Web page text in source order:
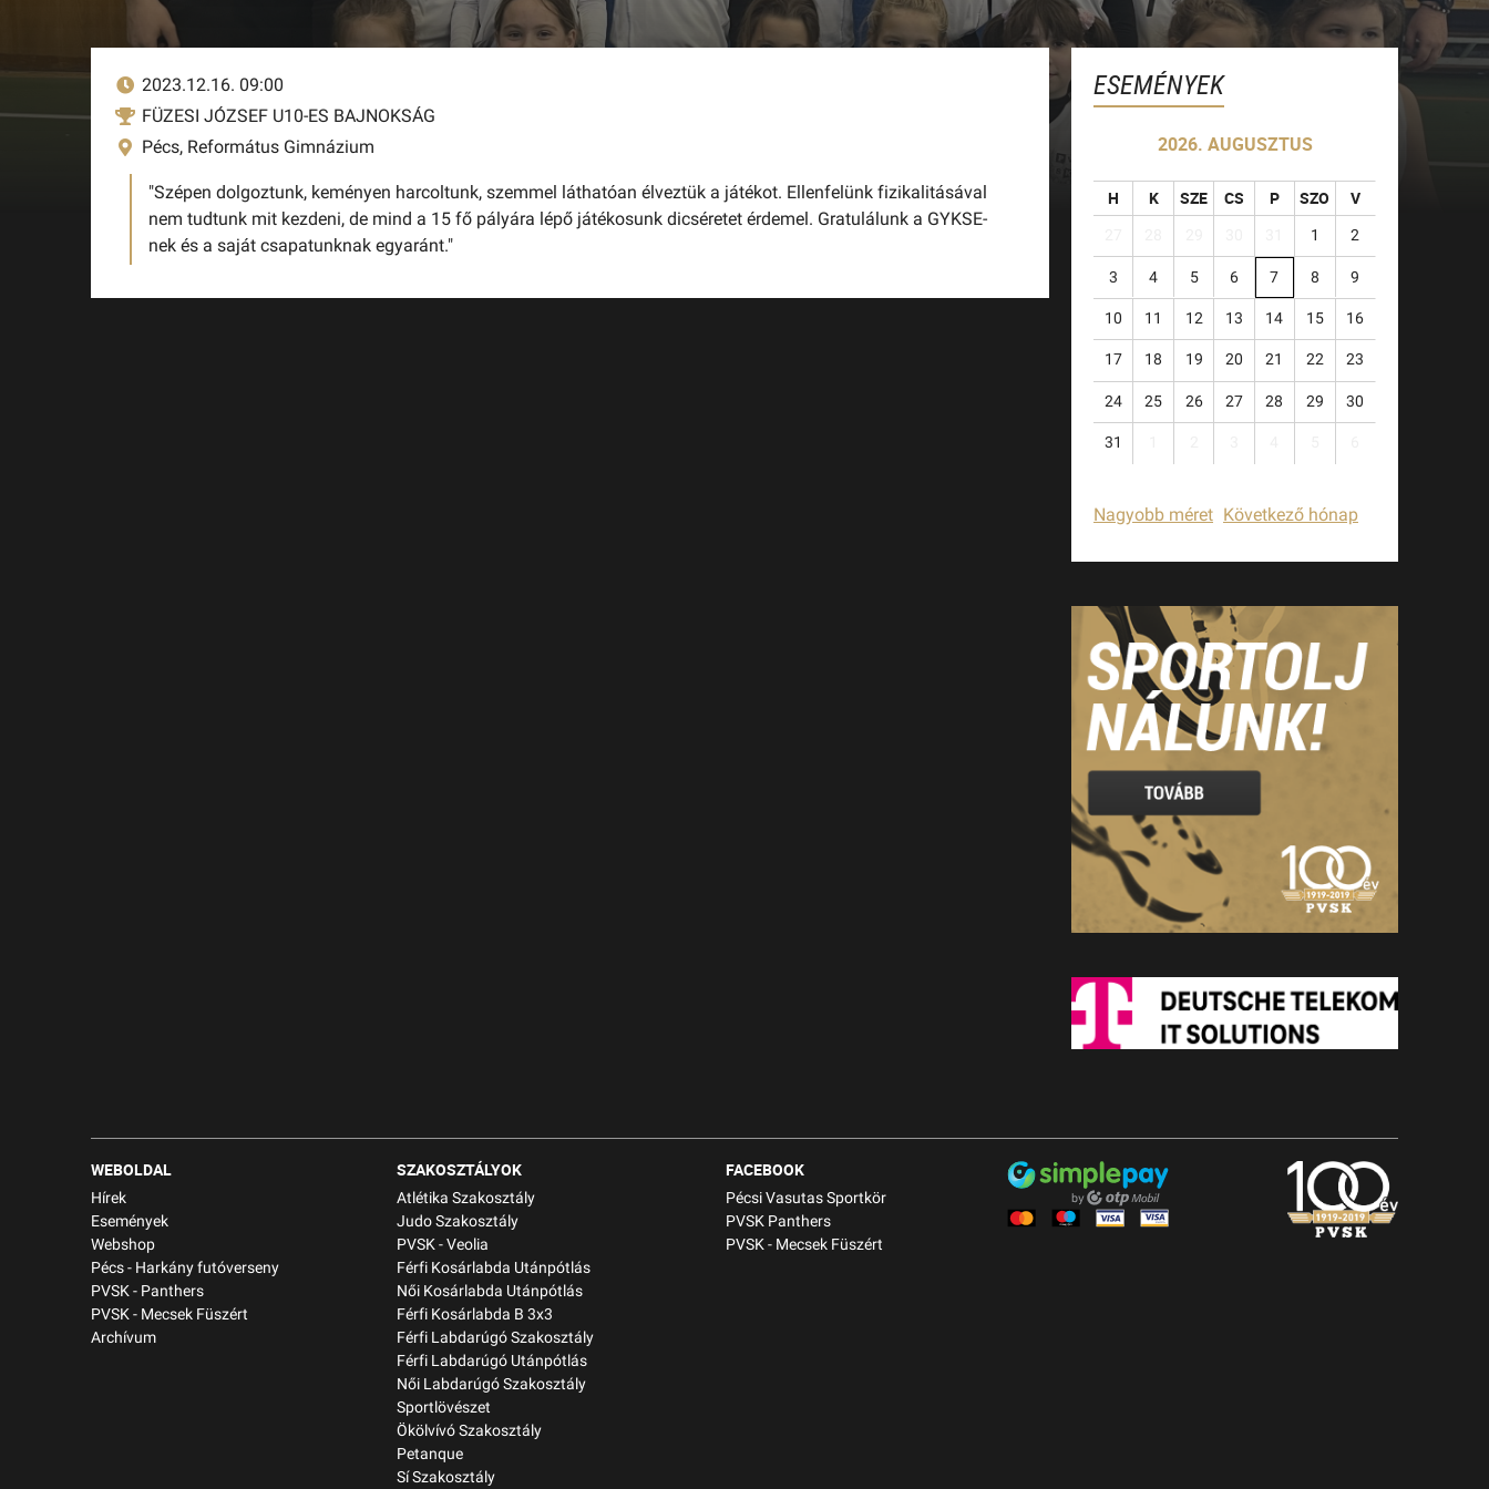
2023.12.16. 09:00
FÜZESI JÓZSEF U10-ES BAJNOKSÁG
Pécs, Református Gimnázium
"Szépen dolgoztunk, keményen harcoltunk, szemmel láthatóan élveztük a játékot. Ellenfelünk fizikalitásával
nem tudtunk mit kezdeni, de mind a 15 fő pályára lépő játékosunk dicséretet érdemel. Gratulálunk a GYKSE-
nek és a saját csapatunknak egyaránt."
ESEMÉNYEK
2026. AUGUSZTUS
H K SZE CS P SZO V
1 2
3 4 5 6 7 8 9
10 11 12 13 14 15 16
17 18 19 20 21 22 23
24 25 26 27 28 29 30
31
Nagyobb méret Következő hónap
WEBOLDAL
Hírek
Események
Webshop
Pécs - Harkány futóverseny
PVSK - Panthers
PVSK - Mecsek Füszért
Archívum
SZAKOSZTÁLYOK
Atlétika Szakosztály
Judo Szakosztály
PVSK - Veolia
Férfi Kosárlabda Utánpótlás
Női Kosárlabda Utánpótlás
Férfi Kosárlabda B 3x3
Férfi Labdarúgó Szakosztály
Férfi Labdarúgó Utánpótlás
Női Labdarúgó Szakosztály
Sportlövészet
Ökölvívó Szakosztály
Petanque
Sí Szakosztály
FACEBOOK
Pécsi Vasutas Sportkör
PVSK Panthers
PVSK - Mecsek Füszért